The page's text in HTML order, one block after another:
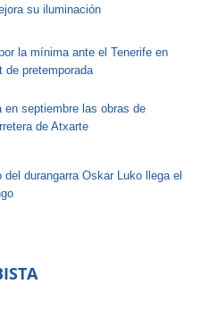
su iluminación
la mínima ante el Tenerife en
de pretemporada
en septiembre las obras de
de Atxarte
del durangarra Oskar Luko llega el